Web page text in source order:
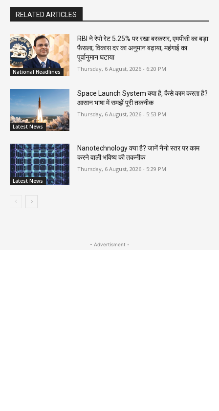
RELATED ARTICLES
National Headlines
RBI ने रेपो रेट 5.25% पर रखा बरकरार, एमपीसी का बड़ा
फैसला; विकास दर का अनुमान बढ़ाया, महंगाई का
पूर्वानुमान घटाया
Thursday, 6 August, 2026 - 6:20 PM
Latest News
Space Launch System क्या है, कैसे काम करता है?
आसान भाषा में समझें पूरी तकनीक
Thursday, 6 August, 2026 - 5:53 PM
Latest News
Nanotechnology क्या है? जानें नैनो स्तर पर काम
करने वाली भविष्य की तकनीक
Thursday, 6 August, 2026 - 5:29 PM
- Advertisment -